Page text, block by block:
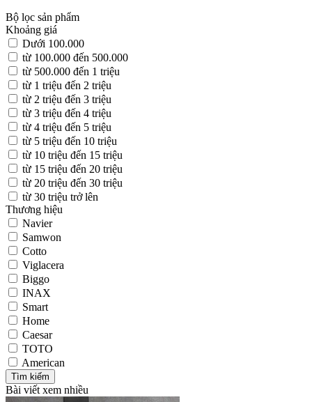
Bộ lọc sản phẩm
Khoảng giá
Dưới 100.000
từ 100.000 đến 500.000
từ 500.000 đến 1 triệu
từ 1 triệu đến 2 triệu
từ 2 triệu đến 3 triệu
từ 3 triệu đến 4 triệu
từ 4 triệu đến 5 triệu
từ 5 triệu đến 10 triệu
từ 10 triệu đến 15 triệu
từ 15 triệu đến 20 triệu
từ 20 triệu đến 30 triệu
từ 30 triệu trở lên
Thương hiệu
Navier
Samwon
Cotto
Viglacera
Biggo
INAX
Smart
Home
Caesar
TOTO
American
Bài viết xem nhiều